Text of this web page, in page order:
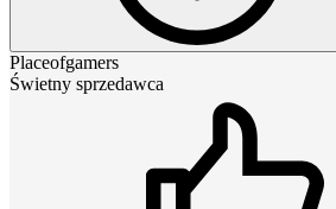
Placeofgamers
Świetny sprzedawca